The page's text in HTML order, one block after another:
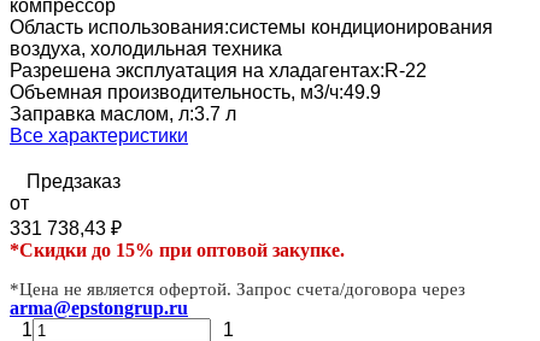
компрессор
Область использования:системы кондиционирования
воздуха, холодильная техника
Разрешена эксплуатация на хладагентах:R-22
Объемная производительность, м3/ч:49.9
Заправка маслом, л:3.7 л
Все характеристики
Предзаказ
от
331 738,43 ₽
*Скидки до 15% при оптовой закупке.
*Цена не является офертой. Запрос счета/договора через
arma@epstongrup.ru
1
1